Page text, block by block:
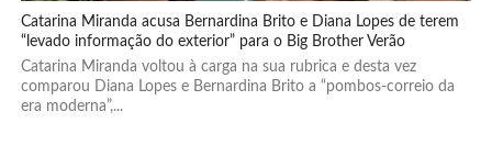
Catarina Miranda acusa Bernardina Brito e Diana Lopes de terem
“levado informação do exterior” para o Big Brother Verão
Catarina Miranda voltou à carga na sua rubrica e desta vez
comparou Diana Lopes e Bernardina Brito a “pombos-correio da
era moderna”,...